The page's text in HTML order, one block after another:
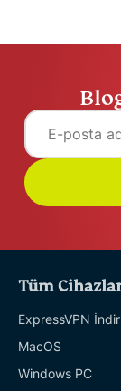
Gizlilik
Gizlilik
Çevrim İçi
Video
VPN rehberleri
Tüm
ExpressVPN
MacOS
Windows PC